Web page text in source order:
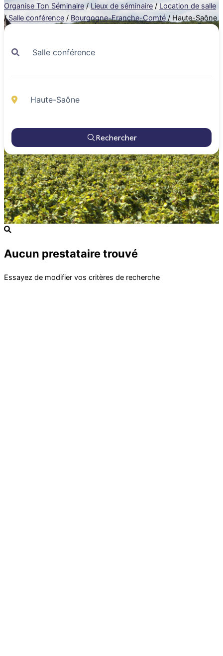
Organise Ton Séminaire / Lieux de séminaire / Location de salle
/ Salle conférence / Bourgogne-Franche-Comté / Haute-Saône
Rechercher
Aucun prestataire trouvé
Essayez de modifier vos critères de recherche